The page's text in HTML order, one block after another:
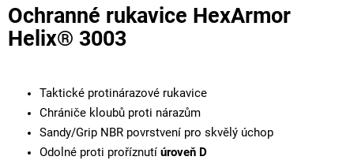
Ochranné rukavice HexArmor
Helix® 3003
Taktické protinárazové rukavice
Chrániče kloubů proti nárazům
Sandy/Grip NBR povrstvení pro skvělý úchop
Odolné proti proříznutí úroveň D